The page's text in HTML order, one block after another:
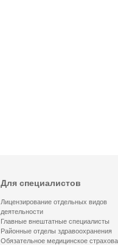
Для специалистов
Лицензирование отдельных видов
деятельности
Главные внештатные специалисты
Районные отделы здравоохранения
Обязательное медицинское